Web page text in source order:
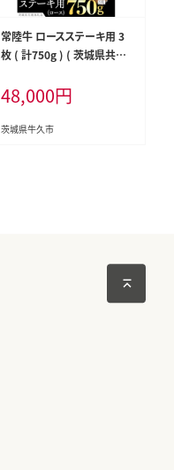
常陸牛 ロースステーキ用 3
枚 ( 計750g ) ( 茨城県共通
ー BBQ ロース ステーキ ブ
ランド牛 ギフト 贈り物 お歳
暮 お中元 お祝い 黒毛和牛
48,000円
茨城県牛久市